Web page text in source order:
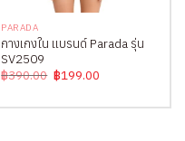
PARADA
กางเกงใน แบรนด์ Parada รุ่น
SV2509
฿390.00 Original
price
฿390.00.
฿199.00
฿199.00.